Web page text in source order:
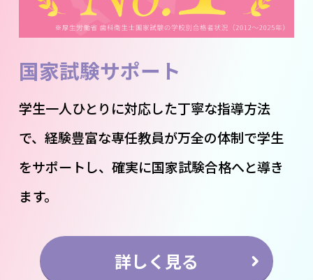
国家試験サポート
学生一人ひとりに対応した丁寧な指導方法
で、経験豊富な専任教員が万全の体制で学生
をサポートし、確実に国家試験合格へと導き
ます。
詳しく見る